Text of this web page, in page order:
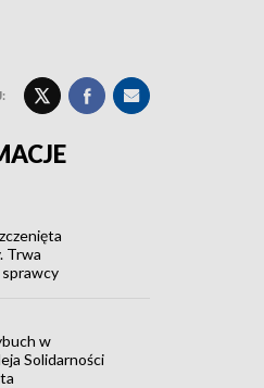
Trwa
w
Solidarności